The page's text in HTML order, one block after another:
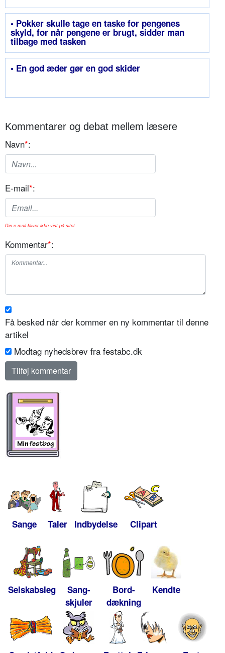
• Pokker skulle tage en taske for pengenes
skyld, for når pengene er brugt, sidder man
tilbage med tasken
• En god æder gør en god skider
Kommentarer og debat mellem læsere
Navn*:
E-mail*:
Din e-mail bliver ikke vist på sitet.
Kommentar*:
Få besked når der kommer en ny kommentar til denne
artikel
Modtag nyhedsbrev fra festabc.dk
Sange Taler Indbydelse Clipart
Selskabsleg
Sang-
skjuler
Bord-
dækning
Kendte